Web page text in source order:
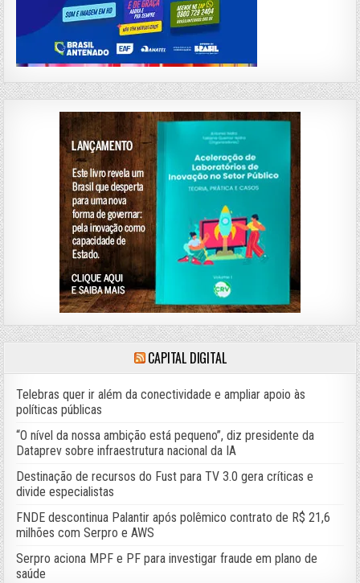
CAPITAL DIGITAL
Telebras quer ir além da conectividade e ampliar apoio às
políticas públicas
“O nível da nossa ambição está pequeno”, diz presidente da
Dataprev sobre infraestrutura nacional da IA
Destinação de recursos do Fust para TV 3.0 gera críticas e
divide especialistas
FNDE descontinua Palantir após polêmico contrato de R$ 21,6
milhões com Serpro e AWS
Serpro aciona MPF e PF para investigar fraude em plano de
saúde